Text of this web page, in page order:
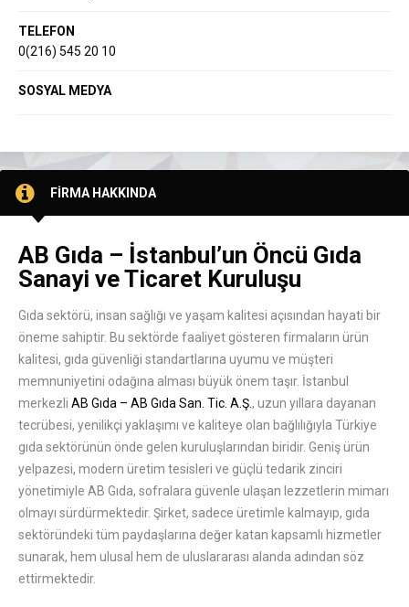
TELEFON
0(216) 545 20 10
SOSYAL MEDYA
FİRMA HAKKINDA
AB Gıda – İstanbul’un Öncü Gıda
Sanayi ve Ticaret Kuruluşu
Gıda sektörü, insan sağlığı ve yaşam kalitesi açısından hayati bir
öneme sahiptir. Bu sektörde faaliyet gösteren firmaların ürün
kalitesi, gıda güvenliği standartlarına uyumu ve müşteri
memnuniyetini odağına alması büyük önem taşır. İstanbul
merkezli AB Gıda – AB Gıda San. Tic. A.Ş., uzun yıllara dayanan
tecrübesi, yenilikçi yaklaşımı ve kaliteye olan bağlılığıyla Türkiye
gıda sektörünün önde gelen kuruluşlarından biridir. Geniş ürün
yelpazesi, modern üretim tesisleri ve güçlü tedarik zinciri
yönetimiyle AB Gıda, sofralara güvenle ulaşan lezzetlerin mimarı
olmayı sürdürmektedir. Şirket, sadece üretimle kalmayıp, gıda
sektöründeki tüm paydaşlarına değer katan kapsamlı hizmetler
sunarak, hem ulusal hem de uluslararası alanda adından söz
ettirmektedir.